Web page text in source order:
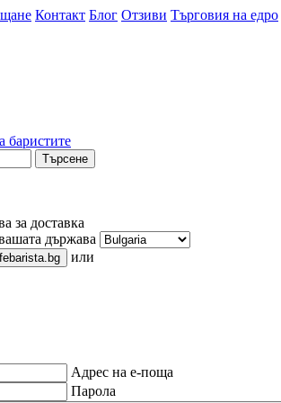
Контакт Блог Отзиви Търговия на едро
баристите
Търсене
за доставка
държава
или
Адрес на е-поща
Парола